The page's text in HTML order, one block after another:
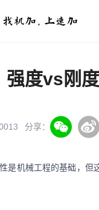
强度vs刚
分享：
是机械工程的基础，